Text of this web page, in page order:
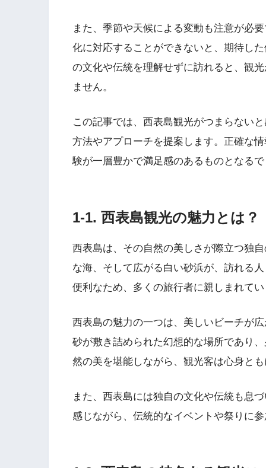
また、季節や天候による変動も注意が必
化に対応することができないと、期待し
の文化や伝統を理解せずに訪れると、観
ません。
この記事では、西表島観光がつまらない
方法やアプローチを提案します。正確な
験が一層豊かで満足感のあるものとなる
1-1. 西表島観光の魅力とは？
西表島は、その自然の美しさが際立つ独
な海、そして広がる白い砂浜が、訪れる
便利なため、多くの旅行者に親しまれて
西表島の魅力の一つは、美しいビーチが
砂が敷き詰められた幻想的な場所であり
然の美を堪能しながら、観光客は心身と
また、西表島には独自の文化や伝統も息
感じながら、伝統的なイベントや祭りに